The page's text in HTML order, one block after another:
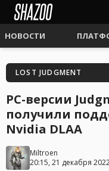
НОВОСТИ
LOST JUDGMENT
PC-версии
получили
Nvidia DLAA
Miltroen
20:15, 21 декабря